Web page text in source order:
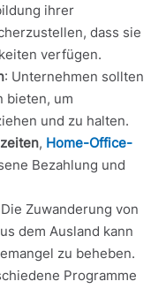
ihrer
dass sie
verfügen.
: Unternehmen sollten
bieten, um
und zu halten.
, Home-Office-
Bezahlung und
Zuwanderung von
dem Ausland kann
zu beheben.
Programme